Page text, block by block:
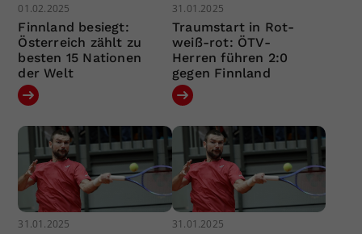
01.02.2025
Finnland besiegt:
Österreich zählt zu
besten 15 Nationen
der Welt
31.01.2025
Traumstart in Rot-
weiß-rot: ÖTV-
Herren führen 2:0
gegen Finnland
31.01.2025 31.01.2025